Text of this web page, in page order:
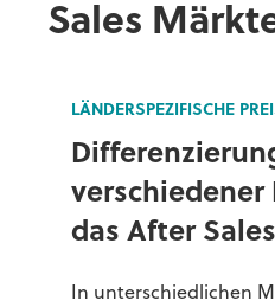
Sales
LÄNDERSPEZIFISCHE
das After
In unterschiedlichen